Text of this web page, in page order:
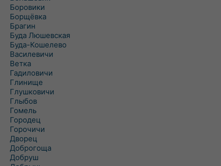
Боровики
Борщёвка
Брагин
Буда Люшевская
Буда-Кошелево
Василевичи
Ветка
Гадиловичи
Глинище
Глушковичи
Глыбов
Гомель
Городец
Горочичи
Дворец
Доброгоща
Добруш